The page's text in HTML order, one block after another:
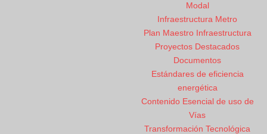
Modal
Infraestructura Metro
Plan Maestro Infraestructura
Proyectos Destacados
Documentos
Estándares de eficiencia
energética
Contenido Esencial de uso de
Vías
Transformación Tecnológica